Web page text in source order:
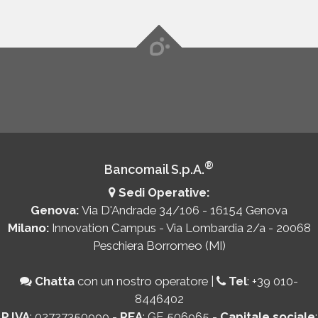
Bancomail S.p.A.®
Sedi Operative:
Genova: Via D'Andrade 34/106 - 16154 Genova
Milano: Innovation Campus - Via Lombardia 2/a - 20068
Peschiera Borromeo (MI)
Chatta con un nostro operatore | Tel: +39 010-
8446402